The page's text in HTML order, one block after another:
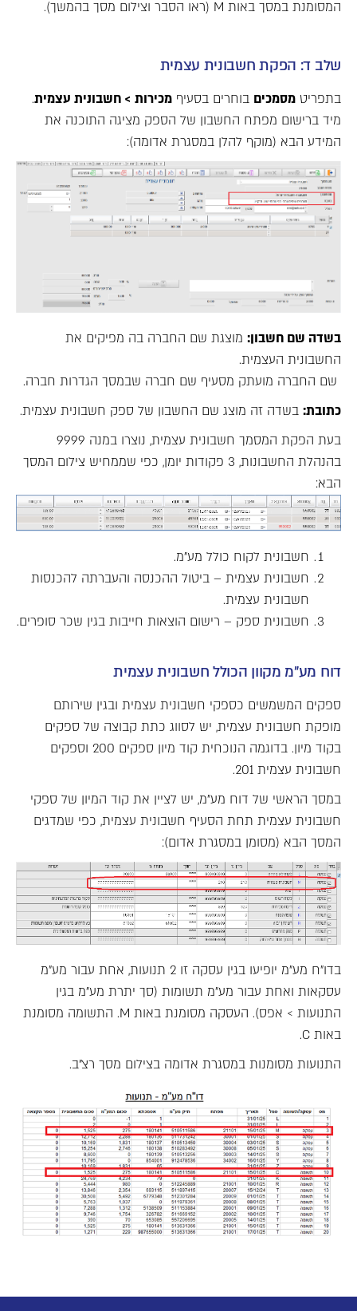
המסומנת במסך באות M (ראו הסבר וצילום מסך בהמשך).
שלב ד: הפקת חשבונית עצמית
בתפריט מסמכים בוחרים בסעיף מכירות > חשבונית עצמית.
מיד ברישום מפתח החשבון של הספק מציגה התוכנה את
המידע הבא (מוקף להלן במסגרת אדומה):
בשדה שם חשבון: מוצגת שם החברה בה מפיקים את
החשבונית העצמית.
שם החברה מועתק מסעיף שם חברה שבמסך הגדרות חברה.
כתובת: בשדה זה מוצג שם החשבון של ספק חשבונית עצמית.
בעת הפקת המסמך חשבונית עצמית, נוצרו במנה 9999
בהנהלת החשבונות, 3 פקודות יומן, כפי שממחיש צילום המסך
הבא:
חשבונית לקוח כולל מע"מ.
חשבונית עצמית – ביטול ההכנסה והעברתה להכנסות
חשבונית עצמית.
חשבונית ספק – רישום הוצאות חייבות בגין שכר סופרים.
דוח מע"מ מקוון הכולל חשבונית עצמית
ספקים המשמשים כספקי חשבונית עצמית ובגין שירותם
מופקת חשבונית עצמית, יש לסווג כתת קבוצה של ספקים
בקוד מיון. בדוגמה הנוכחית קוד מיון ספקים 200 וספקים
חשבונית עצמית 201.
במסך הראשי של דוח מע"מ, יש לציין את קוד המיון של ספקי
חשבונית עצמית תחת הסעיף חשבונית עצמית, כפי שמדגים
המסך הבא (מסומן במסגרת אדום):
בדו"ח מע"מ יופיעו בגין עסקה זו 2 תנועות, אחת עבור מע"מ
עסקאות ואחת עבור מע"מ תשומות (סך יתרת מע"מ בגין
התנועות > אפס). העסקה מסומנת באות M. התשומה מסומנת
באות C.
התנועות מסומנות במסגרת אדומה בצילום מסך רצ"ב.